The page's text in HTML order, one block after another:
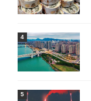
4
5